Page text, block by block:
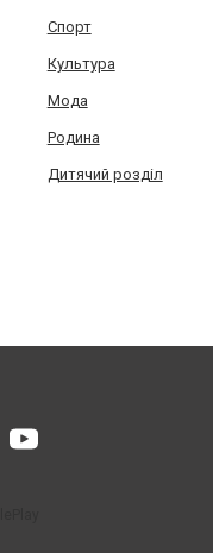
Спорт
Культура
Мода
Родина
Дитячий розділ